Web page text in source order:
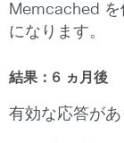
Memcached を
になります。
結果：6 ヵ月後
有効な応答が